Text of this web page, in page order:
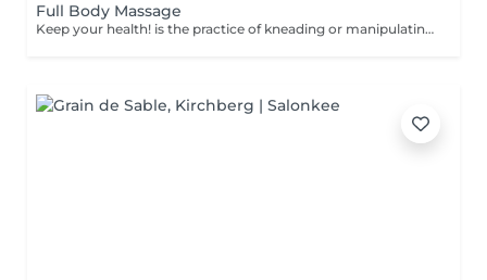
Full Body Massage
Keep your health! is the practice of kneading or manipulating a person's muscles and other soft-tissue in order to reduce stress, reduce muscle pain, increase relaxation and improve the work of the immune system. Age restrictions: there are no age restrictions for this procedure. Post procedure recommendations: do not do sport and any sharp movements 2-3 hours after the procedure. Frequency: 1-2 times per week, 10 times in total. Repeat once in 3-6 months.